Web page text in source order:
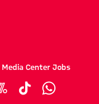
Media Center Jobs